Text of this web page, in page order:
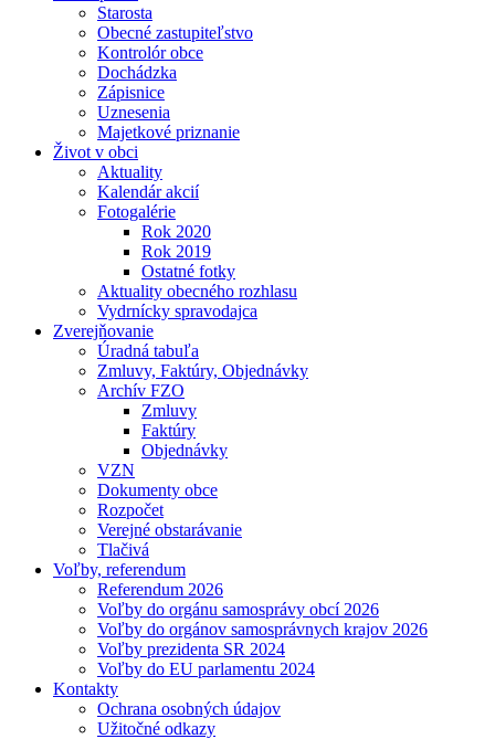
Starosta
Obecné zastupiteľstvo
Kontrolór obce
Dochádzka
Zápisnice
Uznesenia
Majetkové priznanie
Život v obci
Aktuality
Kalendár akcií
Fotogalérie
Rok 2020
Rok 2019
Ostatné fotky
Aktuality obecného rozhlasu
Vydrnícky spravodajca
Zverejňovanie
Úradná tabuľa
Zmluvy, Faktúry, Objednávky
Archív FZO
Zmluvy
Faktúry
Objednávky
VZN
Dokumenty obce
Rozpočet
Verejné obstarávanie
Tlačivá
Voľby, referendum
Referendum 2026
Voľby do orgánu samosprávy obcí 2026
Voľby do orgánov samosprávnych krajov 2026
Voľby prezidenta SR 2024
Voľby do EU parlamentu 2024
Kontakty
Ochrana osobných údajov
Užitočné odkazy